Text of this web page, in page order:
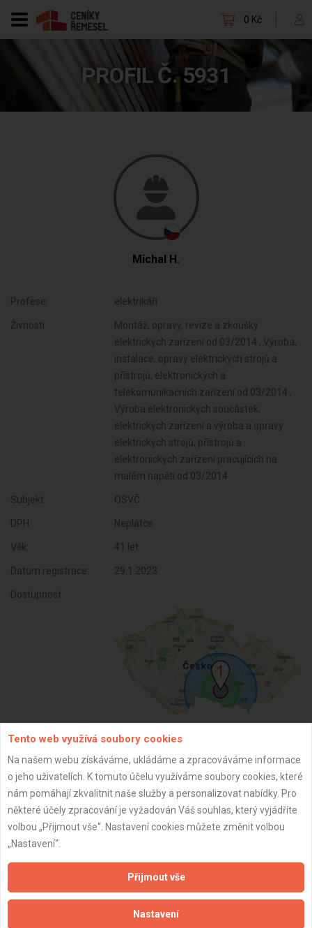
0 Kč
PROFIL Č. 5931
Michal H.
Profese: elektrikáři
Živnosti:
Montáž, opravy, revize a zkoušky
elektrických zařízení od 03/2014 , Výroba,
instalace, opravy elektrických strojů a
přístrojů, elektronických a
telekomunikačních zařízení od 03/2014 ,
Výroba elektronických součástek,
elektrických zařízení a výroba a opravy
elektrických strojů, přístrojů a
elektronických zařízení pracujících na
malém napětí od 03/2014
Subjekt: OSVČ
DPH: Neplátce
Věk: 41 let
Datum registrace: 29.1.2023
Dostupnost:
ZPĚT
Aktualizováno z portálu ARES dne 02.12.2025 07:45:02
Důležité informace
Naše firmy a řemeslníci
Tento web využívá soubory cookies
Na našem webu získáváme, ukládáme a zpracováváme informace
o jeho uživatelích. K tomuto účelu využíváme soubory cookies, které
nám pomáhají zkvalitnit naše služby a personalizovat nabídky. Pro
některé účely zpracování je vyžadován Váš souhlas, který vyjádříte
volbou „Přijmout vše“. Nastavení cookies můžete změnit volbou
„Nastavení“.
Přijmout vše
Nastavení